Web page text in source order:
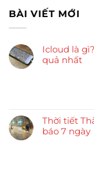
BÀI VIẾT MỚI
Icloud là
quả nhất
Thời tiết
báo 7 ngày